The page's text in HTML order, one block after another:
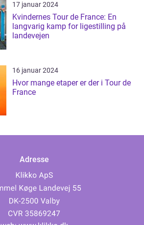
17 januar 2024
Kvindernes Tour de France: En
langvarig kamp for ligestilling på
landevejen
16 januar 2024
Hvor mange etaper er der i Tour de
France
Adresse